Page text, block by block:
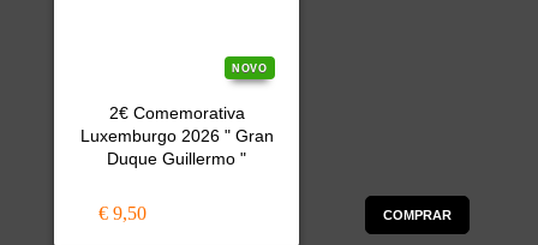
NOVO
2€ Comemorativa
Luxemburgo 2026 " Gran
Duque Guillermo "
€ 9,50 COMPRAR